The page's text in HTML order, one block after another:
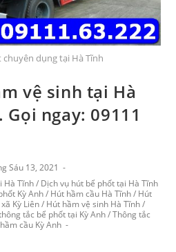
dụng tại Hà Tĩnh
vệ sinh tại Hà
ngay: 09111
Sáu 13, 2021
Hà Tĩnh / Dịch vụ hút bể phốt tại Hà Tĩnh
Kỳ Anh / Hút hầm cầu Hà Tĩnh / Hút
Kỳ Liên / Hút hầm vệ sinh Hà Tĩnh /
tắc bể phốt tại Kỳ Anh / Thông tắc
cầu Kỳ Anh